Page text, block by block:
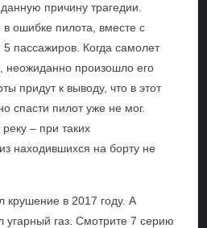
причину трагедии.
ошибке пилота, вместе с
пассажиров. Когда самолет
неожиданно произошло его
придут к выводу, что в этот
спасти пилот уже не мог.
– при таких
находившихся на борту не
крушение в 2017 году. А
угарный газ. Смотрите 7 серию